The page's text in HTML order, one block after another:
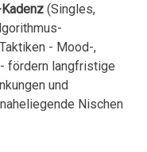
(Singles,
⁣- Mood-,
fördern langfristige
und
Nischen‍